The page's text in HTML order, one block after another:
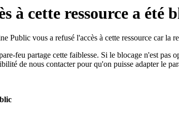
à cette ressource a été
Public vous a refusé l'accès à cette ressource car la
feu partage cette faiblesse. Si le blocage n'est pas
de nous contacter pour qu'on puisse adapter le